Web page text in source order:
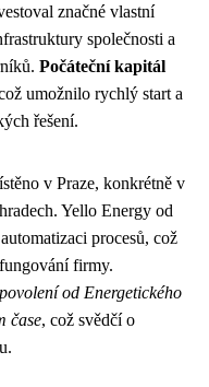
značné vlastní
společnosti a
Počáteční kapitál
umožnilo rychlý start a
řešení.
v Praze, konkrétně v
Yello Energy od
procesů, což
firmy.
od Energetického
čase, což svědčí o